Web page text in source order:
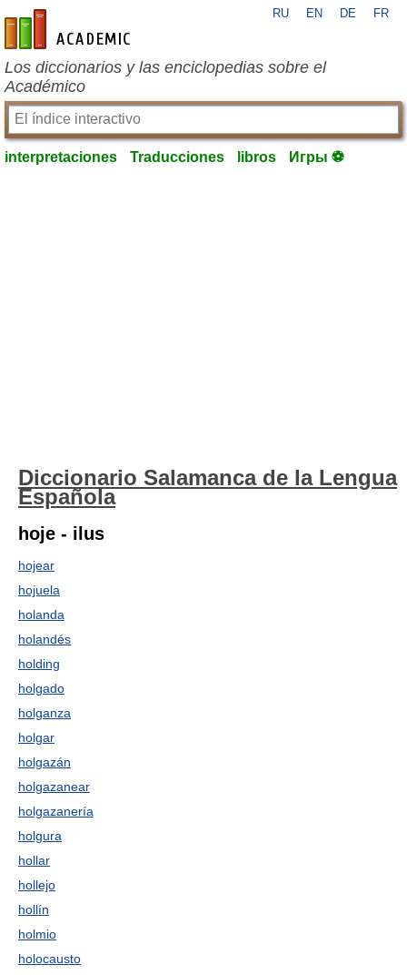
es-academic.com
RU EN DE FR
Los diccionarios y las enciclopedias sobre el
Académico
interpretaciones Traducciones libros Игры ⚽
Diccionario Salamanca de la Lengua
Española
hoje - ilus
hojear
hojuela
holanda
holandés
holding
holgado
holganza
holgar
holgazán
holgazanear
holgazanería
holgura
hollar
hollejo
hollín
holmio
holocausto